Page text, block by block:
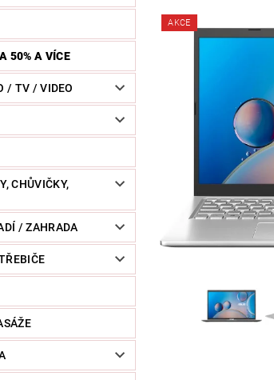
CHYTRÉ HODINKY / MOBILY /
/ ŠPERKY KOŽENÝ SVĚT (OPASKY, PENĚŽENKY,
SPORT / OUTDOOR
POTŘEBY RAZNICE MOSAZNÉ -
50% A VÍCE
/ TV / VIDEO
CHŮVIČKY,
/ ZAHRADA
AKCE